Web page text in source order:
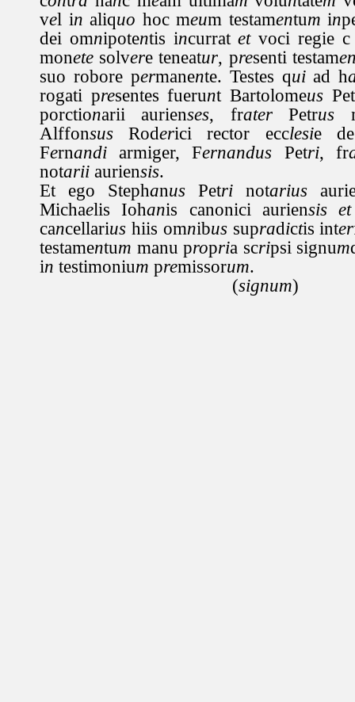
vel in aliquo hoc meum testamentum in
dei omnipotentis incurratetvoci regie c
monete solvere teneatur, presenti testam
suo robore permanente. Testes quiad h
rogati presentes fuerunt Bartolomeus Pet
porctionarii aurienses, fraterPetrus
Alffonsus Roderici rector ecclesie
Fernandi armiger, Fernandus Petri, fr
notarii auriensis.
Et ego Stephanus Petri notarius
Michaelis Iohanis canonici auriensis et
cancellarius hiis omnibussupradictis inter
testamentum manu propria scripsi signum
in testimonium premissorum.
(signum)